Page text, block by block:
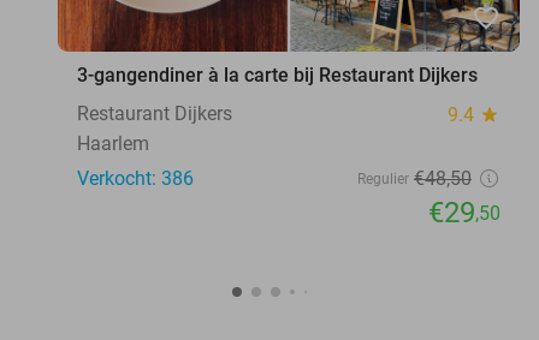
favorite_border
3-gangendiner à la carte bij Restaurant Dijkers
Restaurant Dijkers
9.4 star
Haarlem
Verkocht: 386
Regulier €48,50
€29,50